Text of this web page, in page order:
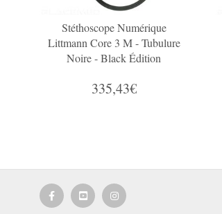
Stéthoscope Numérique
Littmann Core 3 M - Tubulure
Noire - Black Édition
335,43€